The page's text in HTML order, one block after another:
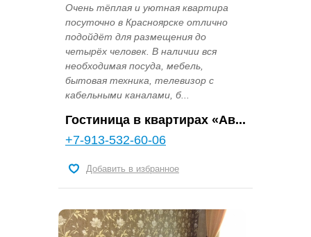
Очень тёплая и уютная квартира
посуточно в Красноярске отлично
подойдёт для размещения до
четырёх человек. В наличии вся
необходимая посуда, мебель,
бытовая техника, телевизор с
кабельными каналами, б...
Гостиница в квартирах «Ав...
+7-913-532-60-06
Добавить в избранное